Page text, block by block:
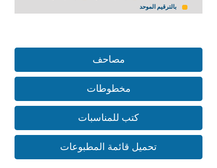
بالترقيم الموحد
مصاحف
مخطوطات
كتب للمناسبات
تحميل قائمة المطبوعات